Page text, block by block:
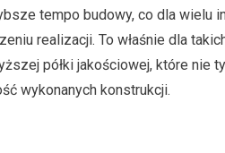
tempo budowy, co dla wielu
realizacji. To właśnie dla
półki jakościowej, które nie
wykonanych konstrukcji.